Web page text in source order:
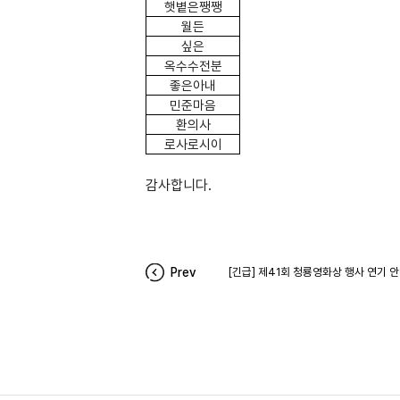
햇볕은쨍쨍
월든
싶은
옥수수전분
좋은아내
민준마음
환의사
로사로시이
감사합니다.
Prev [긴급] 제41회 청룡영화상 행사 연기 안